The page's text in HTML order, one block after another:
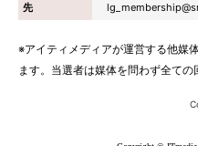
先
※アイティメディアが運営する他媒
ます。当選者は媒体を問わず全て